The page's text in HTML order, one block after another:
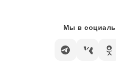
Мы в